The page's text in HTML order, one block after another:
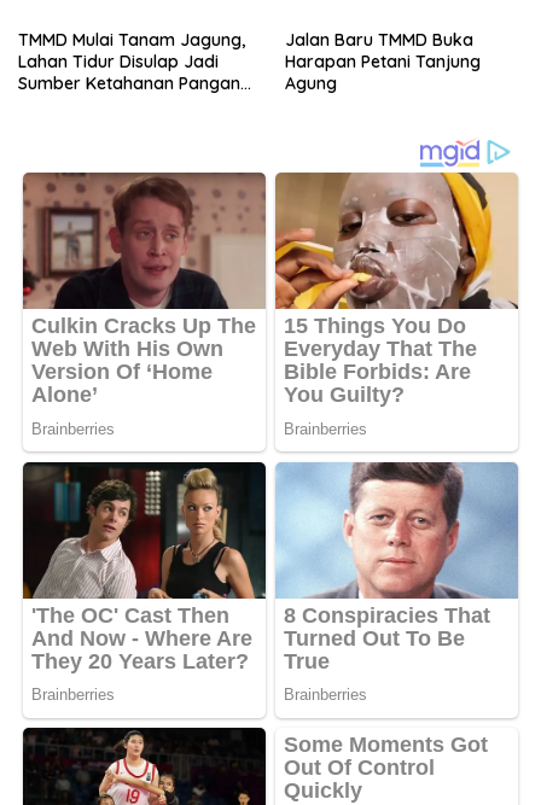
TMMD Mulai Tanam Jagung,
Lahan Tidur Disulap Jadi
Sumber Ketahanan Pangan
Jalan Baru TMMD Buka
Harapan Petani Tanjung
Agung